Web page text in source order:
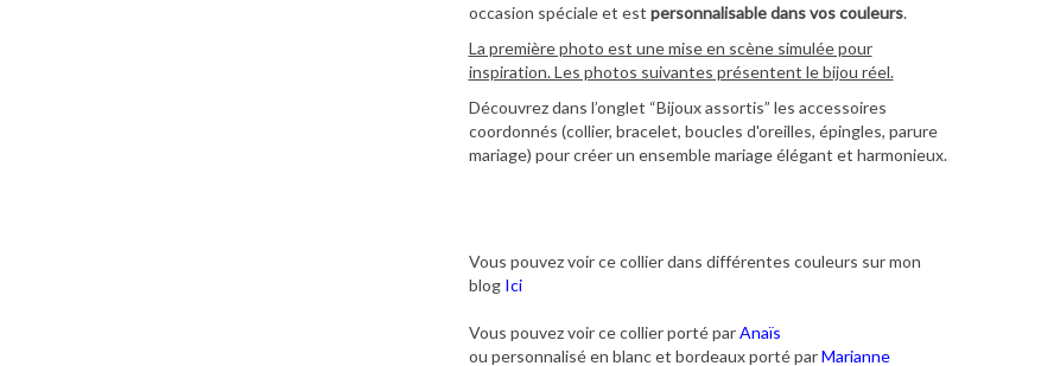
occasion spéciale et est personnalisable dans vos couleurs.
La première photo est une mise en scène simulée pour
inspiration. Les photos suivantes présentent le bijou réel.
Découvrez dans l’onglet “Bijoux assortis” les accessoires
coordonnés (collier, bracelet, boucles d'oreilles, épingles, parure
mariage) pour créer un ensemble mariage élégant et harmonieux.
Vous pouvez voir ce collier dans différentes couleurs sur mon
blog Ici
Vous pouvez voir ce collier porté parAnaïs
ou personnalisé en blanc et bordeaux porté parMarianne